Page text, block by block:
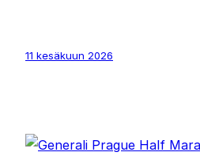
11 kesäkuun 2026